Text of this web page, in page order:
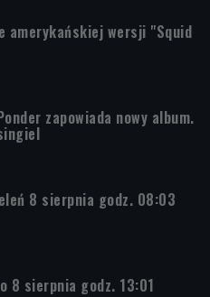
amerykańskiej wersji "Squid
zapowiada nowy album.
8 sierpnia godz. 08:03
8 sierpnia godz. 13:01